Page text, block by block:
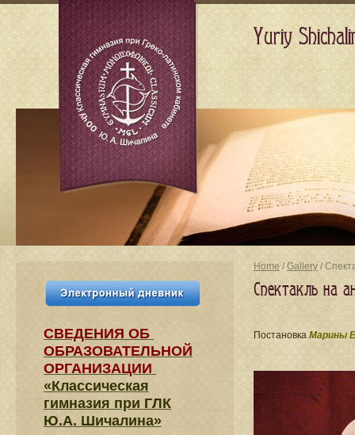
Home / Gallery /
Спектакль на
Постановка Марины
СВЕДЕНИЯ​ ОБ
ОБРАЗОВАТЕЛЬНОЙ
ОРГАНИЗАЦИИ
«Классическая
гимназия при ГЛК
Ю.А. Шичалина»
Yuriy